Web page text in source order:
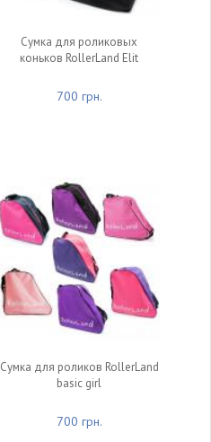
Сумка для роликовых
коньков RollerLand Elit
700 грн.
Сумка для роликов RollerLand
basic girl
700 грн.